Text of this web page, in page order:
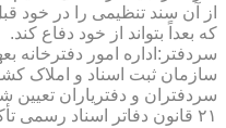
از آن سند تنظیمی را در خود
که بعداً بتواند از خود دفاع کند.
سردفتر:اداره امور دفترخانه
سازمان ثبت اسناد و املاک
سردفتران و دفتریاران
۲۱ قانون دفاتر اسناد